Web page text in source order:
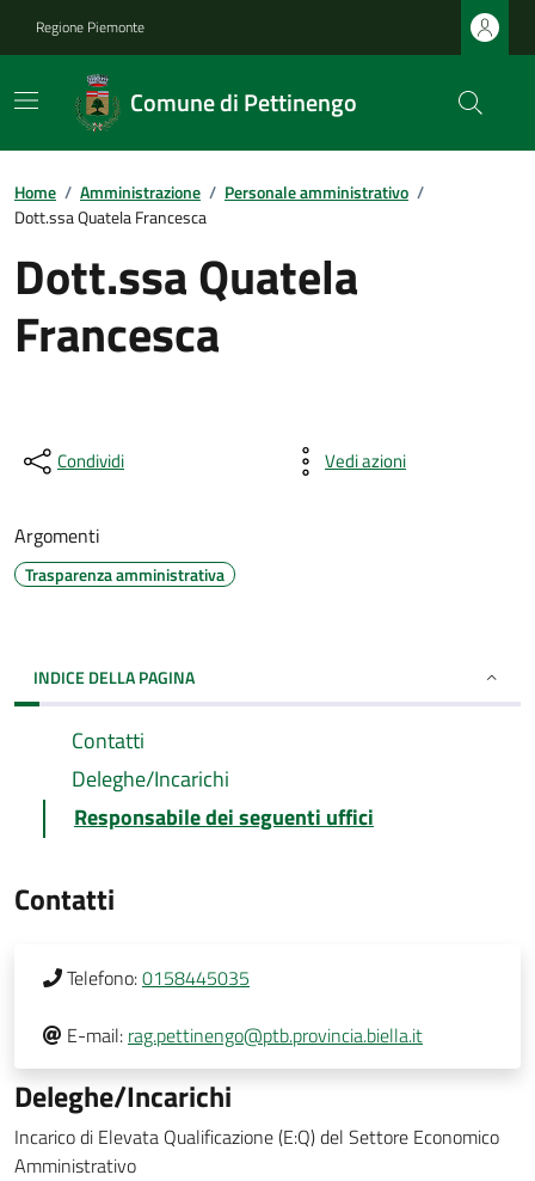
Regione Piemonte
Comune di Pettinengo
Home / Amministrazione / Personale amministrativo /
Dott.ssa Quatela Francesca
Dott.ssa Quatela
Francesca
Condividi Vedi azioni
Argomenti
Trasparenza amministrativa
INDICE DELLA PAGINA
Contatti
Deleghe/Incarichi
Responsabile dei seguenti uffici
Contatti
Telefono:0158445035
E-mail: rag.pettinengo@ptb.provincia.biella.it
Deleghe/Incarichi
Incarico di Elevata Qualificazione (E:Q) del Settore Economico
Amministrativo